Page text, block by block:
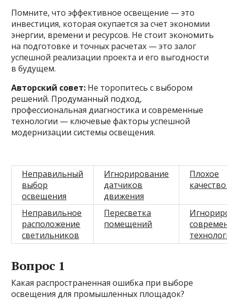
Помните, что эффективное освещение — это
инвестиция, которая окупается за счет экономии
энергии, времени и ресурсов. Не стоит экономить
на подготовке и точных расчетах — это залог
успешной реализации проекта и его выгодности
в будущем.
Авторский совет: Не торопитесь с выбором
решений. Продуманный подход,
профессиональная диагностика и современные
технологии — ключевые факторы успешной
модернизации системы освещения.
Неправильный
выбор
освещения
Игнорирование
датчиков
движения
Плохое
Неправильное
расположение
светильников
Пересветка
помещений
Вопрос 1
Какая распространенная ошибка при выборе
освещения для промышленных площадок?